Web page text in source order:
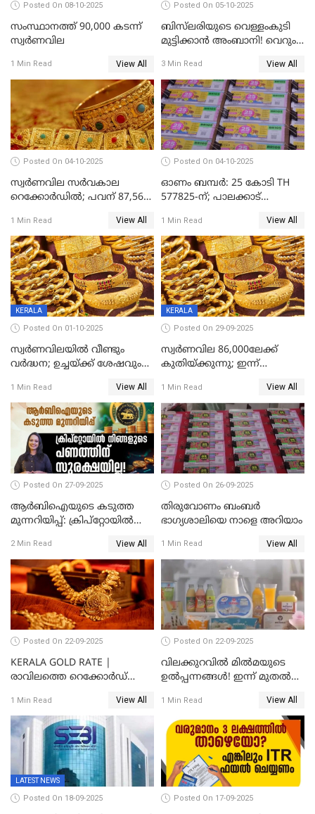
Posted On 08-10-2025
സംസ്ഥാനത്ത് 90,000 കടന്ന്
സ്വര്‍ണവില
1 Min Read View All
Posted On 05-10-2025
ബിസ്‌ലരിയുടെ വെള്ളംകുടി
മുട്ടിക്കാൻ അംബാനി! വെറും
3 Min Read View All
Posted On 04-10-2025
സ്വര്‍ണവില സര്‍വകാല
റെക്കോര്‍ഡില്‍; പവന് 87,560
1 Min Read View All
Posted On 04-10-2025
ഓണം ബമ്പർ: 25 കോടി TH
577825-ന്; പാലക്കാട്
മുന്നിൽ
1 Min Read View All
KERALA
Posted On 01-10-2025
സ്വർണവിലയിൽ വീണ്ടും
വർദ്ധന; ഉച്ചയ്ക്ക് ശേഷവും
കൂടിയത് പവന് 2,760 രൂപ
1 Min Read View All
KERALA
Posted On 29-09-2025
സ്വര്‍ണവില 86,000ലേക്ക്
കുതിയ്ക്കുന്നു; ഇന്ന്
1040 രൂപ
1 Min Read View All
Posted On 27-09-2025
ആർബിഐയുടെ കടുത്ത
മുന്നറിയിപ്പ്: ക്രിപ്റ്റോയിൽ
സുരക്ഷയില്ല!
2 Min Read View All
Posted On 26-09-2025
തിരുവോണം ബംബര്‍
ഭാഗ്യശാലിയെ നാളെ അറിയാം
1 Min Read View All
Posted On 22-09-2025
KERALA GOLD RATE |
രാവിലത്തെ റെക്കോർഡ്
തവണ കൂടി; പവൻ വില
83,000 ലേക്ക്
1 Min Read View All
Posted On 22-09-2025
വിലക്കുറവിൽ മിൽമയുടെ
ഉൽപ്പന്നങ്ങൾ! ഇന്ന് മുതൽ
ഉപഭോക്താക്കൾക്ക്
1 Min Read View All
LATEST NEWS
Posted On 18-09-2025 Posted On 17-09-2025